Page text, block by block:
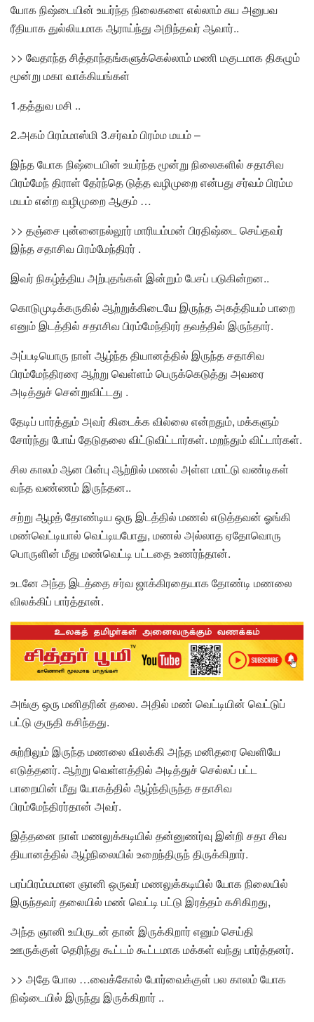
யோக நிஷ்டையின் உயர்ந்த நிலைகளை எல்லாம் சுய அனுபவ
ரீதியாக துல்லியமாக ஆராய்ந்து அறிந்தவர் ஆவார்..
>> வேதாந்த சித்தாந்தங்களுக்கெல்லாம் மணி மகுடமாக திகழும்
மூன்று மகா வாக்கியங்கள்
1.தத்துவ மசி ..
2.அகம் பிரம்மாஸ்மி 3.சர்வம் பிரம்ம மயம் –
இந்த யோக நிஷ்டையின் உயர்ந்த மூன்று நிலைகளில் சதாசிவ
பிரம்மேந் திராள் தேர்ந்தெ டுத்த வழிமுறை என்பது சர்வம் பிரம்ம
மயம் என்ற வழிமுறை ஆகும் …
>> தஞ்சை புன்னைநல்லூர் மாரியம்மன் பிரதிஷ்டை செய்தவர்
இந்த சதாசிவ பிரம்மேந்திரர் .
இவர் நிகழ்த்திய அற்புதங்கள் இன்றும் பேசப் படுகின்றன..
கொடுமுடிக்கருகில் ஆற்றுக்கிடையே இருந்த அகத்தியம் பாறை
எனும் இடத்தில் சதாசிவ பிரம்மேந்திரர் தவத்தில் இருந்தார்.
அப்படியொரு நாள் ஆழ்ந்த தியானத்தில் இருந்த சதாசிவ
பிரம்மேந்திரரை ஆற்று வெள்ளம் பெருக்கெடுத்து அவரை
அடித்துச் சென்றுவிட்டது .
தேடிப் பார்த்தும் அவர் கிடைக்க வில்லை என்றதும், மக்களும்
சோர்ந்து போய் தேடுதலை விட்டுவிட்டார்கள். மறந்தும் விட்டார்கள்.
சில காலம் ஆன பின்பு ஆற்றில் மணல் அள்ள மாட்டு வண்டிகள்
வந்த வண்ணம் இருந்தன..
சற்று ஆழத் தோண்டிய ஒரு இடத்தில் மணல் எடுத்தவன் ஓங்கி
மண்வெட்டியால் வெட்டியபோது, மணல் அல்லாத ஏதோவொரு
பொருளின் மீது மண்வெட்டி பட்டதை உணர்ந்தான்.
உடனே அந்த இடத்தை சர்வ ஜாக்கிரதையாக தோண்டி மணலை
விலக்கிப் பார்த்தான்.
அங்கு ஒரு மனிதரின் தலை. அதில் மண் வெட்டியின் வெட்டுப்
பட்டு குருதி கசிந்தது.
சுற்றிலும் இருந்த மணலை விலக்கி அந்த மனிதரை வெளியே
எடுத்தனர். ஆற்று வெள்ளத்தில் அடித்துச் செல்லப் பட்ட
பாறையின் மீது யோகத்தில் ஆழ்ந்திருந்த சதாசிவ
பிரம்மேந்திரர்தான் அவர்.
இத்தனை நாள் மணலுக்கடியில் தன்னுணர்வு இன்றி சதா சிவ
தியானத்தில் ஆழ்நிலையில் உறைந்திருந் திருக்கிறார்.
பரப்பிரம்மமான ஞானி ஒருவர் மணலுக்கடியில் யோக நிலையில்
இருந்தவர் தலையில் மண் வெட்டி பட்டு இரத்தம் கசிகிறது,
அந்த ஞானி உயிருடன் தான் இருக்கிறார் எனும் செய்தி
ஊருக்குள் தெரிந்து கூட்டம் கூட்டமாக மக்கள் வந்து பார்த்தனர்.
>> அதே போல …வைக்கோல் போர்வைக்குள் பல காலம் யோக
நிஷ்டையில் இருந்து இருக்கிறார் ..